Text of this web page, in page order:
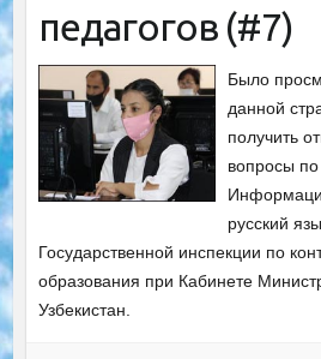
педагогов (#7)
Было
данной
получить
вопросы по
русский
Государственной инспекции по
образования при Кабинете
Узбекистан.